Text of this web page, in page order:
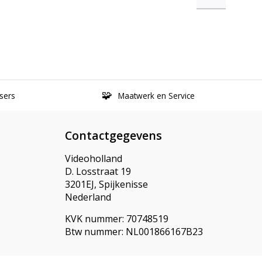
Maatwerk en Service
Contactgegevens
Videoholland
D. Losstraat 19
3201EJ, Spijkenisse
Nederland
KVK nummer: 70748519
Btw nummer: NL001866167B23